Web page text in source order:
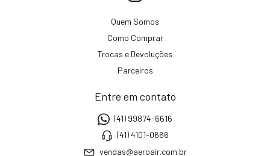
Quem Somos
Como Comprar
Trocas e Devoluções
Parceiros
Entre em contato
(41) 99874-6616
(41) 4101-0666
vendas@aeroair.com.br